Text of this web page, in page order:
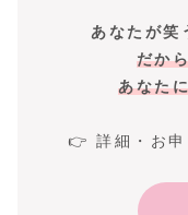
あなたが笑
だか
あなた
👉 詳細・お申